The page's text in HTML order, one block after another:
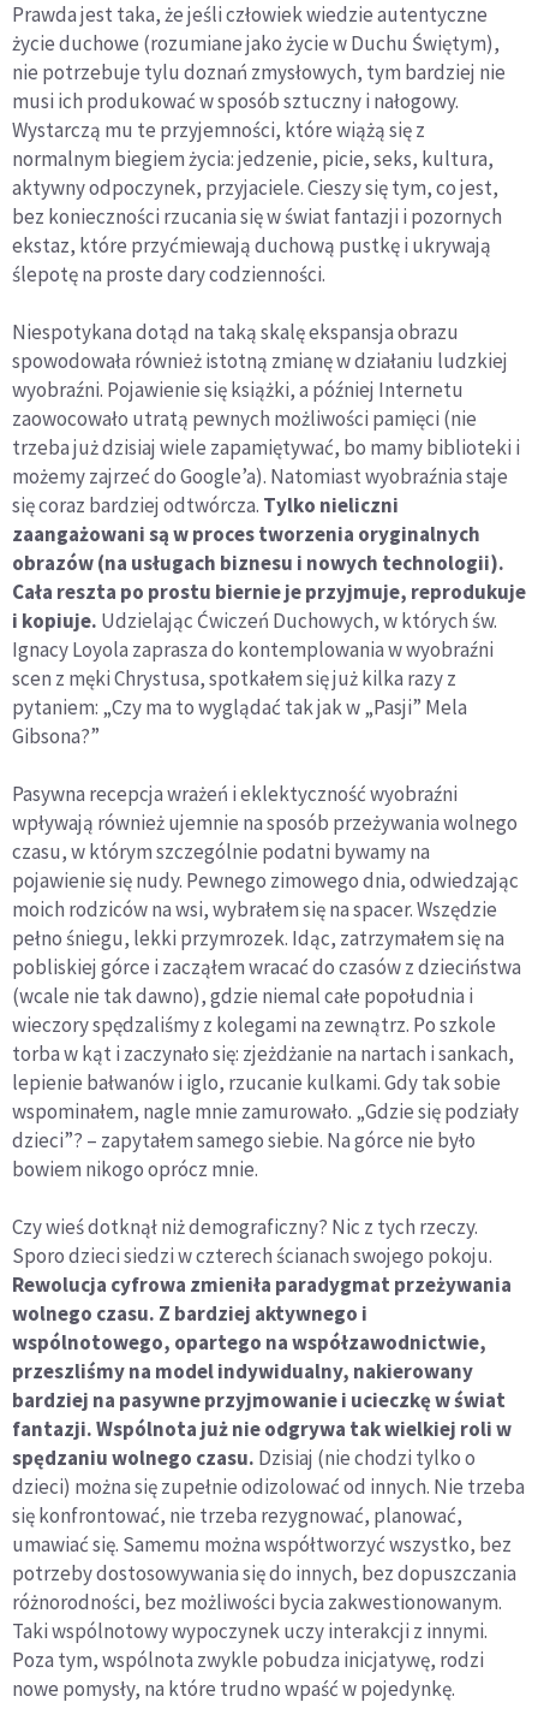
Prawda jest taka, że jeśli człowiek wiedzie autentyczne
życie duchowe (rozumiane jako życie w Duchu Świętym),
nie potrzebuje tylu doznań zmysłowych, tym bardziej nie
musi ich produkować w sposób sztuczny i nałogowy.
Wystarczą mu te przyjemności, które wiążą się z
normalnym biegiem życia: jedzenie, picie, seks, kultura,
aktywny odpoczynek, przyjaciele. Cieszy się tym, co jest,
bez konieczności rzucania się w świat fantazji i pozornych
ekstaz, które przyćmiewają duchową pustkę i ukrywają
ślepotę na proste dary codzienności.
Niespotykana dotąd na taką skalę ekspansja obrazu
spowodowała również istotną zmianę w działaniu ludzkiej
wyobraźni. Pojawienie się książki, a później Internetu
zaowocowało utratą pewnych możliwości pamięci (nie
trzeba już dzisiaj wiele zapamiętywać, bo mamy biblioteki i
możemy zajrzeć do Google’a). Natomiast wyobraźnia staje
się coraz bardziej odtwórcza. Tylko nieliczni
zaangażowani są w proces tworzenia oryginalnych
obrazów (na usługach biznesu i nowych technologii).
Cała reszta po prostu biernie je przyjmuje, reprodukuje
i kopiuje. Udzielając Ćwiczeń Duchowych, w których św.
Ignacy Loyola zaprasza do kontemplowania w wyobraźni
scen z męki Chrystusa, spotkałem się już kilka razy z
pytaniem: „Czy ma to wyglądać tak jak w „Pasji” Mela
Gibsona?”
Pasywna recepcja wrażeń i eklektyczność wyobraźni
wpływają również ujemnie na sposób przeżywania wolnego
czasu, w którym szczególnie podatni bywamy na
pojawienie się nudy. Pewnego zimowego dnia, odwiedzając
moich rodziców na wsi, wybrałem się na spacer. Wszędzie
pełno śniegu, lekki przymrozek. Idąc, zatrzymałem się na
pobliskiej górce i zacząłem wracać do czasów z dzieciństwa
(wcale nie tak dawno), gdzie niemal całe popołudnia i
wieczory spędzaliśmy z kolegami na zewnątrz. Po szkole
torba w kąt i zaczynało się: zjeżdżanie na nartach i sankach,
lepienie bałwanów i iglo, rzucanie kulkami. Gdy tak sobie
wspominałem, nagle mnie zamurowało. „Gdzie się podziały
dzieci”? – zapytałem samego siebie. Na górce nie było
bowiem nikogo oprócz mnie.
Czy wieś dotknął niż demograficzny? Nic z tych rzeczy.
Sporo dzieci siedzi w czterech ścianach swojego pokoju.
Rewolucja cyfrowa zmieniła paradygmat przeżywania
wolnego czasu. Z bardziej aktywnego i
wspólnotowego, opartego na współzawodnictwie,
przeszliśmy na model indywidualny, nakierowany
bardziej na pasywne przyjmowanie i ucieczkę w świat
fantazji. Wspólnota już nie odgrywa tak wielkiej roli w
spędzaniu wolnego czasu. Dzisiaj (nie chodzi tylko o
dzieci) można się zupełnie odizolować od innych. Nie trzeba
się konfrontować, nie trzeba rezygnować, planować,
umawiać się. Samemu można współtworzyć wszystko, bez
potrzeby dostosowywania się do innych, bez dopuszczania
różnorodności, bez możliwości bycia zakwestionowanym.
Taki wspólnotowy wypoczynek uczy interakcji z innymi.
Poza tym, wspólnota zwykle pobudza inicjatywę, rodzi
nowe pomysły, na które trudno wpaść w pojedynkę.